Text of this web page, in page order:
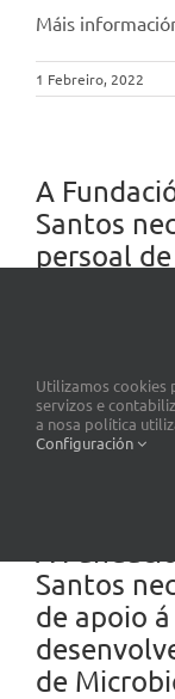
Máis
1 Febreiro, 2022
A
Santos
persoal
Máis
31 Xaneiro, 2022
Santos
de apoio
de
Utilizamos cookies
servizos e
a nosa política
Configuración